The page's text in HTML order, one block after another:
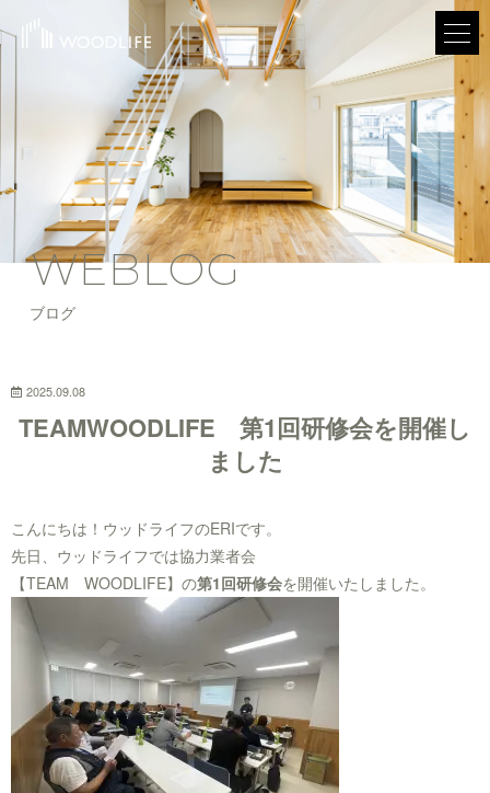
WEBLOG
ブログ
2025.09.08
TEAMWOODLIFE 第1回研修会を開催し
ました
こんにちは！ウッドライフのERIです。
先日、ウッドライフでは協力業者会
【TEAM WOODLIFE】の第1回研修会を開催いたしました。